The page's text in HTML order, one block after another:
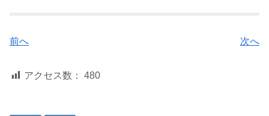
前へ 次へ
アクセス数： 480